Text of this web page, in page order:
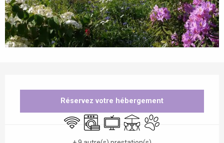
Réservez votre hébergement
WiFi Lave lingeTélévisionTerrasseAnimaux acceptés